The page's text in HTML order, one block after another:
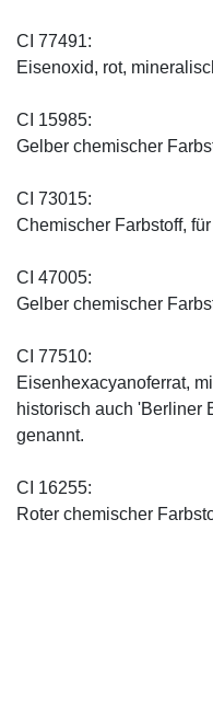
CI 77491:
Eisenoxid, rot,
CI 15985:
Gelber chemischer
CI 73015:
Chemischer Farbstoff,
CI 47005:
Gelber chemischer
CI 77510:
Eisenhexacyanoferrat,
historisch auch 'Berliner
genannt.
CI 16255:
Roter chemischer